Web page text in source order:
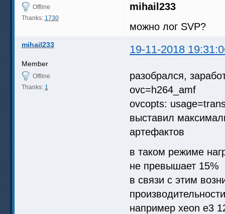
Offline
Thanks: 1730
mihail233
можно лог SVP?
mihail233 19-11-2018
Member
Offline
Thanks: 1
разобрался,
ovc=h264_amf
ovcopts:
выставил
артефактов
в таком режиме
не превышает 15%
в связи с этим
например xeon e3